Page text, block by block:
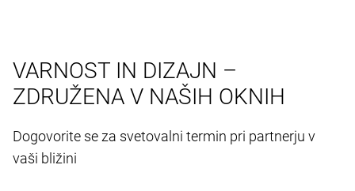
VARNOST IN DIZAJN –
ZDRUŽENA V NAŠIH OKNIH
Dogovorite se za svetovalni termin pri partnerju v
vaši bližini